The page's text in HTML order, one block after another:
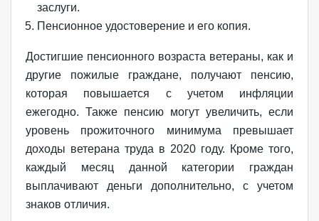
заслуги.
Пенсионное удостоверение и его копия.
Достигшие пенсионного возраста ветераны, как и
другие пожилые граждане, получают пенсию,
которая повышается с учетом инфляции
ежегодно. Также пенсию могут увеличить, если
уровень прожиточного минимума превышает
доходы ветерана труда в 2020 году. Кроме того,
каждый месяц данной категории граждан
выплачивают деньги дополнительно, с учетом
знаков отличия.